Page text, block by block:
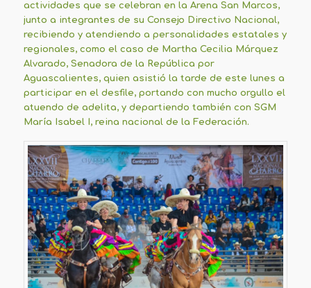
actividades que se celebran en la Arena San Marcos,
junto a integrantes de su Consejo Directivo Nacional,
recibiendo y atendiendo a personalidades estatales y
regionales, como el caso de Martha Cecilia Márquez
Alvarado, Senadora de la República por
Aguascalientes, quien asistió la tarde de este lunes a
participar en el desfile, portando con mucho orgullo el
atuendo de adelita, y departiendo también con SGM
María Isabel I, reina nacional de la Federación.